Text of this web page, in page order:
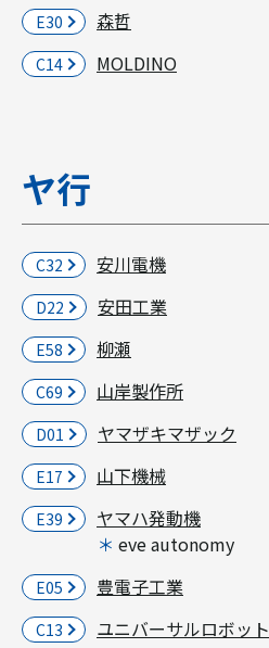
E30 森哲
C14 MOLDINO
ヤ行
C32 安川電機
D22 安田工業
E58 柳瀬
C69 山岸製作所
D01 ヤマザキマザック
E17 山下機械
E39
ヤマハ発動機
eve autonomy
E05 豊電子工業
C13 ユニバーサルロボット